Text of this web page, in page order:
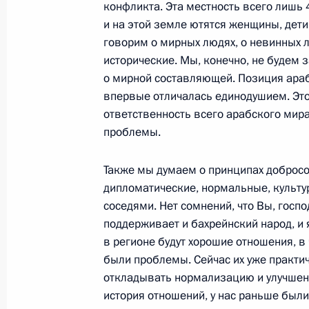
Встреча с Королём Бахрейна
6 сентября 2016 года, 20:15
6 сентября Президент встретится
5 сентября 2016 года, 10:00
В Госдуму на ратификацию
и Королевством Бахрейн о
свободы
конфликта. Эта местность всего
и на этой земле ютятся женщины,
говорим о мирных людях, о невинных
исторические. Мы, конечно, не будем
о мирной составляющей. Позиция
впервые отличалась единодушием.
ответственность всего арабского
проблемы.
Также мы думаем о принципах
дипломатические, нормальные,
соседями. Нет сомнений, что Вы,
поддерживает и бахрейнский народ,
в регионе будут хорошие отношения,
были проблемы. Сейчас их уже
откладывать нормализацию и
история отношений, у нас раньше